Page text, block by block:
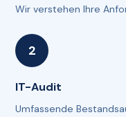
Wir verstehen Ihre
IT-Audit
Umfassende